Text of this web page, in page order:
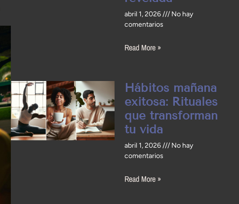
abril 1, 2026
No hay
comentarios
Read More »
Hábitos mañana
exitosa: Rituales
que transforman
tu vida
abril 1, 2026
No hay
comentarios
Read More »